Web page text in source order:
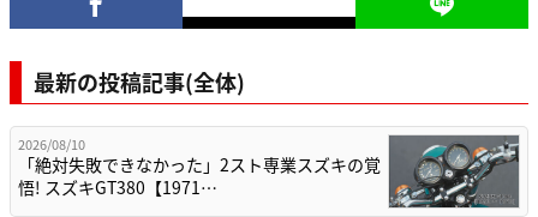
最新の投稿記事(全体)
2026/08/10
「絶対失敗できなかった」2スト専業スズキの覚
悟! スズキGT380【1971…